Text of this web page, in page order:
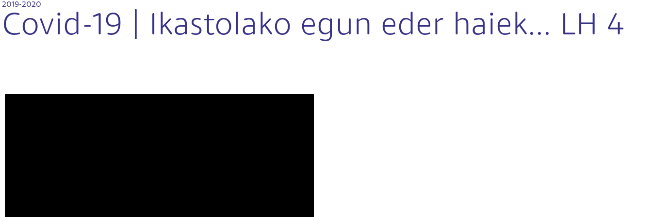
2019-2020
Covid-19 | Ikastolako egun eder haiek... LH 4